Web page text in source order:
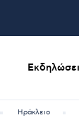
Ηράκλειο